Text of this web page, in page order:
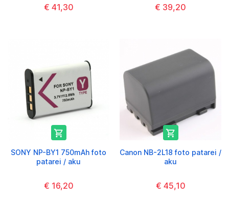
€ 41,30 € 39,20

SONY NP-BY1 750mAh foto
patarei / aku
€ 16,20

Canon NB-2L18 foto patarei /
aku
€ 45,10